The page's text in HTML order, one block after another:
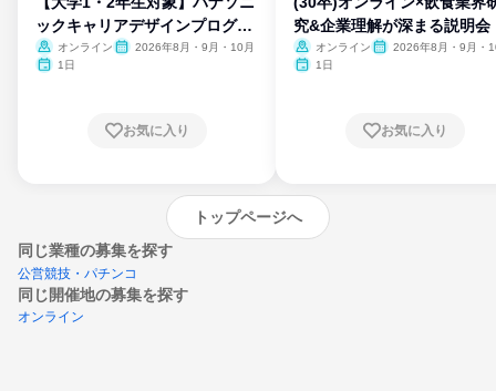
ックキャリアデザインプログラ
ム
オンライン
2026年8月・9月・10月
1日
お気に入り
究&企業理解が深まる説明会
オンライン
2026年8月・9月・
1日
お気に入り
トップページへ
同じ業種の募集を探す
公営競技・パチンコ
同じ開催地の募集を探す
オンライン